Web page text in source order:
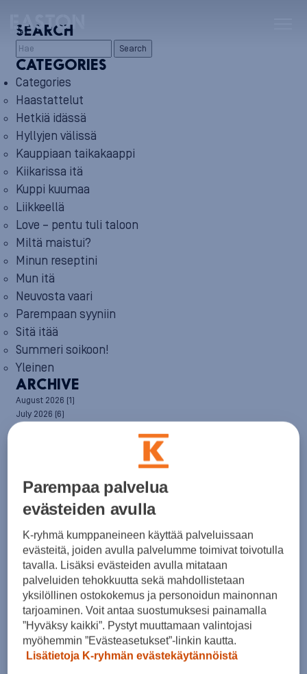
SEARCH
Search
CATEGORIES
Categories
Haastattelut
Hetkiä idässä
Hyllyjen välissä
Kauppiaan taikakaappi
Kiikarissa itä
Kuppi kuumaa
Liikkeellä
Love – pentu tuli taloon
Miltä maistui?
Minun reseptini
Mun itä
Neuvosta vaari
Parempaan syyniin
Sitä itää
Summeri soikoon!
Yleinen
ARCHIVE
August 2026 (1)
July 2026 (6)
February 2026(5)
January 2026(6)
December 2025 (8)
October 2025 (8)
September 2025(5)
August 2025
(6)
July 2025(7)
June 2025(7)
May 2025(6)
April 2025
March 2025 (7)
February 2025(6)
January 2025(8)
Parempaa palvelua
evästeiden avulla
K-ryhmä kumppaneineen käyttää palveluissaan
evästeitä, joiden avulla palvelumme toimivat toivotulla
tavalla. Lisäksi evästeiden avulla mitataan
palveluiden tehokkuutta sekä mahdollistetaan
yksilöllinen ostokokemus ja personoidun mainonnan
tarjoaminen. Voit antaa suostumuksesi painamalla
”Hyväksy kaikki”. Pystyt muuttamaan valintojasi
myöhemmin ”Evästeasetukset”-linkin kautta.
Lisätietoja K-ryhmän evästekäytännöistä